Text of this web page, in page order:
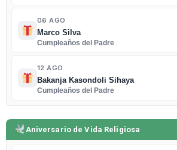
06 AGO
Marco Silva
Cumpleaños del Padre
12 AGO
Bakanja Kasondoli Sihaya
Cumpleaños del Padre
Aniversario de Vida Religiosa